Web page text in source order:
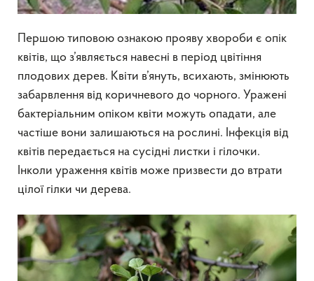
Першою типовою ознакою прояву хвороби є опік
квітів, що з’являється навесні в період цвітіння
плодових дерев. Квіти в’януть, всихають, змінюють
забарвлення від коричневого до чорного. Уражені
бактеріальним опіком квіти можуть опадати, але
частіше вони залишаються на рослині. Інфекція від
квітів передається на сусідні листки і гілочки.
Інколи ураження квітів може призвести до втрати
цілої гілки чи дерева.